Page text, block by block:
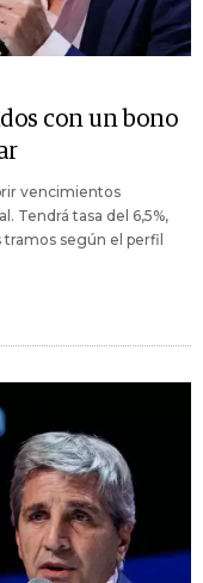
con un bono
vencimientos
Tendrá tasa del 6,5%,
según el perfil